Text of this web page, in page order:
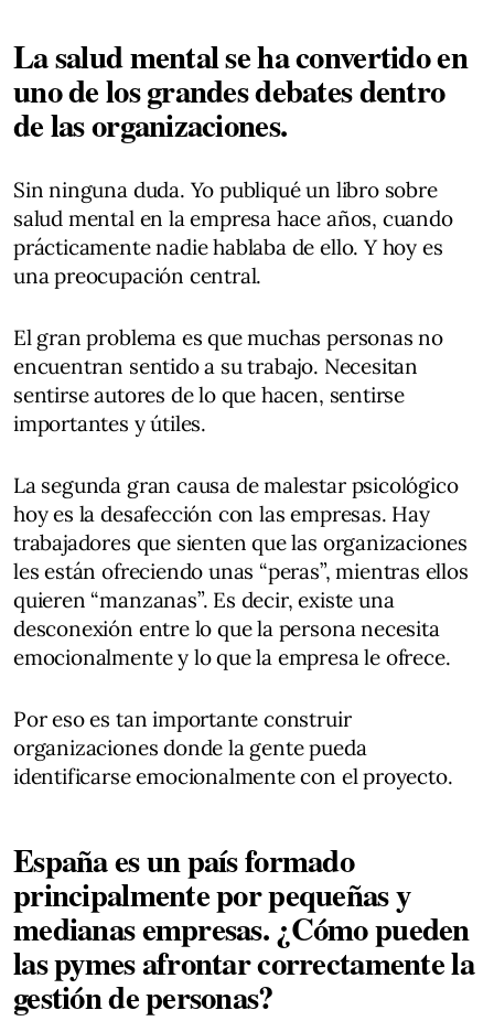
La salud mental se ha convertido en
uno de los grandes debates dentro
de las organizaciones.
Sin ninguna duda. Yo publiqué un libro sobre
salud mental en la empresa hace años, cuando
prácticamente nadie hablaba de ello. Y hoy es
una preocupación central.
El gran problema es que muchas personas no
encuentran sentido a su trabajo. Necesitan
sentirse autores de lo que hacen, sentirse
importantes y útiles.
La segunda gran causa de malestar psicológico
hoy es la desafección con las empresas. Hay
trabajadores que sienten que las organizaciones
les están ofreciendo unas “peras”, mientras ellos
quieren “manzanas”. Es decir, existe una
desconexión entre lo que la persona necesita
emocionalmente y lo que la empresa le ofrece.
Por eso es tan importante construir
organizaciones donde la gente pueda
identificarse emocionalmente con el proyecto.
España es un país formado
principalmente por pequeñas y
medianas empresas. ¿Cómo pueden
las pymes afrontar correctamente la
gestión de personas?